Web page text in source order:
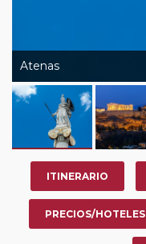
Atenas
ITINERARIO
PRECIOS/HOTELES